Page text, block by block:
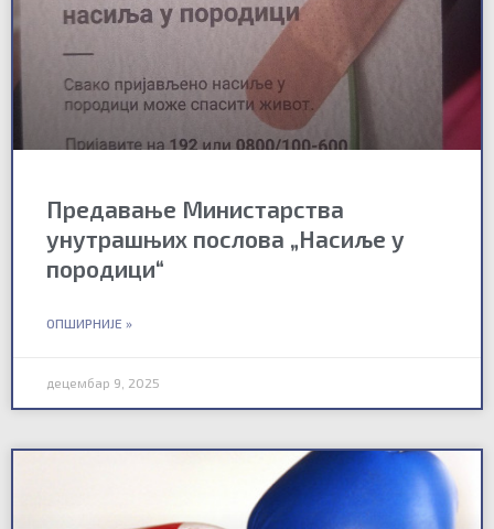
Предавање Министарства
унутрашњих послова „Насиље у
породици“
ОПШИРНИЈЕ »
децембар 9, 2025
н
а
н
а
н
ц
а
н
и
а
н
и